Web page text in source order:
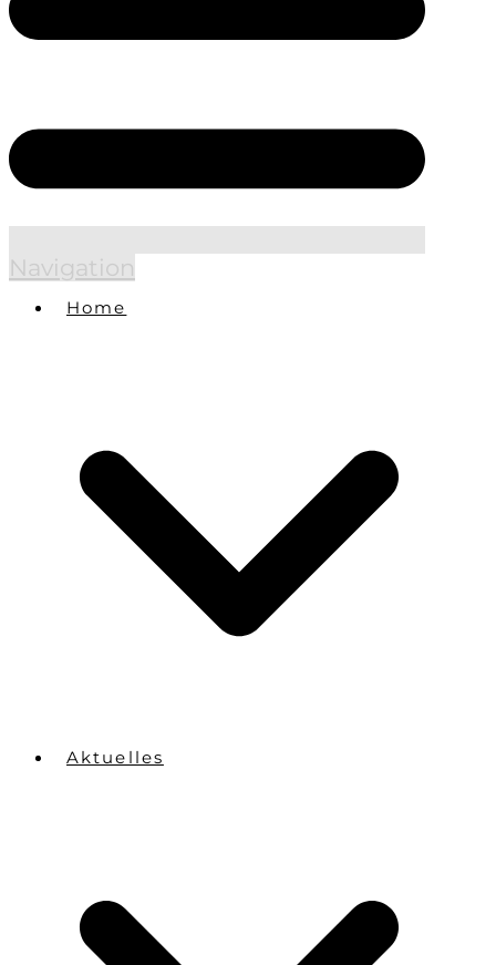
Navigation
Home
Aktuelles